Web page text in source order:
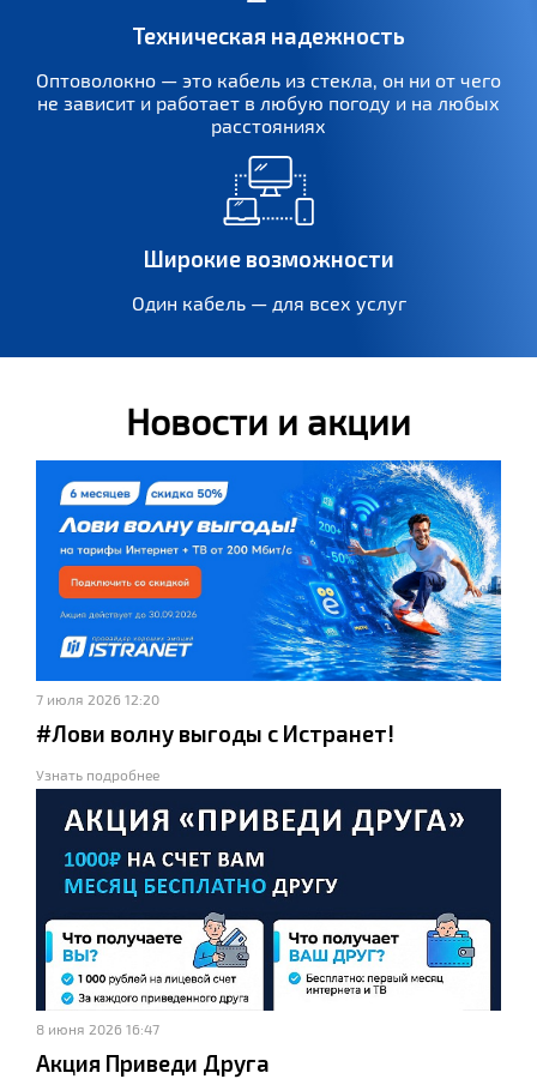
Техническая надежность
Оптоволокно — это кабель из стекла, он ни от чего
не зависит и работает в любую погоду и на любых
расстояниях
Широкие возможности
Один кабель — для всех услуг
Новости и акции
7 июля 2026 12:20
#Лови волну выгоды с Истранет!
Узнать подробнее
8 июня 2026 16:47
Акция Приведи Друга